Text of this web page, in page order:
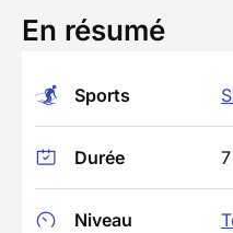
En résumé
Sports
Durée
Niveau